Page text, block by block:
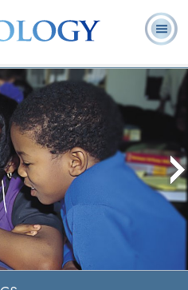
Häufig gestellte
Fragen
Bücher